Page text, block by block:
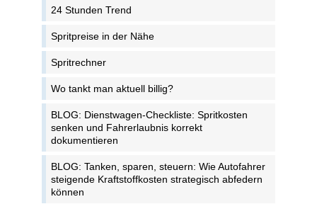
24 Stunden Trend
Spritpreise in der Nähe
Spritrechner
Wo tankt man aktuell billig?
BLOG: Dienstwagen-Checkliste: Spritkosten
senken und Fahrerlaubnis korrekt
dokumentieren
BLOG: Tanken, sparen, steuern: Wie Autofahrer
steigende Kraftstoffkosten strategisch abfedern
können